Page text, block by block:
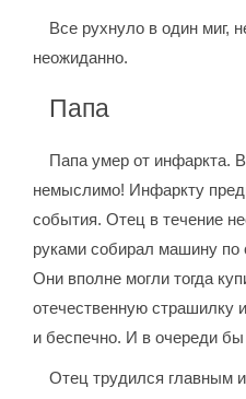
Все рухнуло в один миг,
неожиданно.
Папа
Папа умер от инфаркта.
немыслимо! Инфаркту
события. Отец в течение
руками собирал машину
Они вполне могли тогда
отечественную страшилку
и беспечно. И в очереди бы
Отец трудился главным